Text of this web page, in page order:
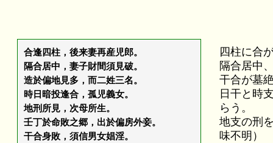
合逢四柱，後来妻再産児郎。
隔合居中，妻子財間須見破。
造於偏地見多，而二姓三名。
時日暗投逢合，孤児義女。
地刑所見，次母所生。
壬丁於命敗之郷，出於偏房外妾。
干合身敗，須信男女娼淫。
四柱に合
隔合居中
干合が墓
日干と時
らう。
地支の刑
味不明）